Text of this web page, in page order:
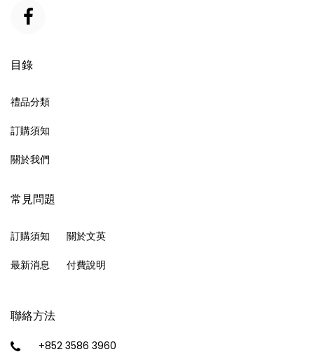
目錄
禮品分類
訂購須知
關於我們
常見問題
訂購須知
最新消息
關於文英
付費說明
聯絡方法
+852 3586 3960